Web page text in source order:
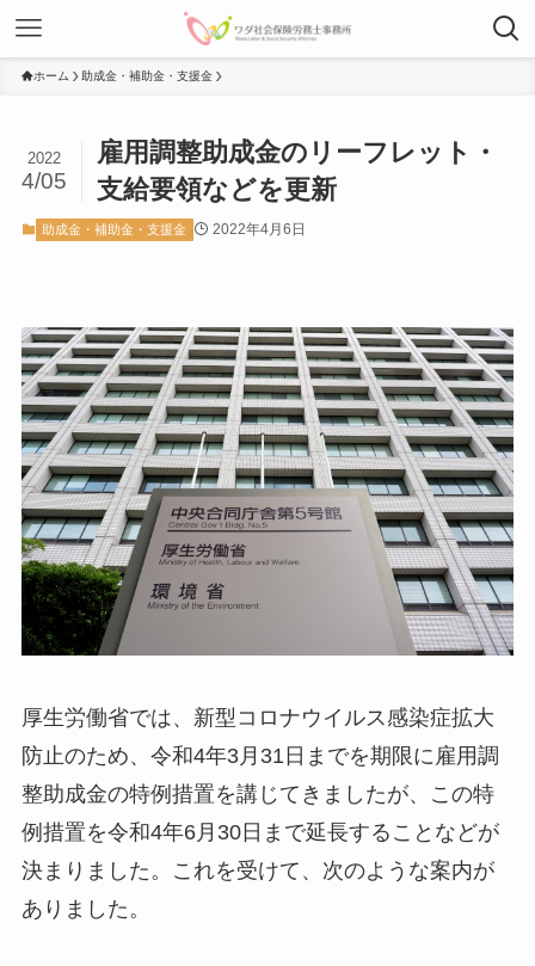
ホーム 助成金・補助金・支援金
雇用調整助成金のリーフレット・
支給要領などを更新
2022
4/05
助成金・補助金・支援金 2022年4月6日
厚生労働省では、新型コロナウイルス感染症拡大
防止のため、令和4年3月31日までを期限に雇用調
整助成金の特例措置を講じてきましたが、この特
例措置を令和4年6月30日まで延長することなどが
決まりました。これを受けて、次のような案内が
ありました。